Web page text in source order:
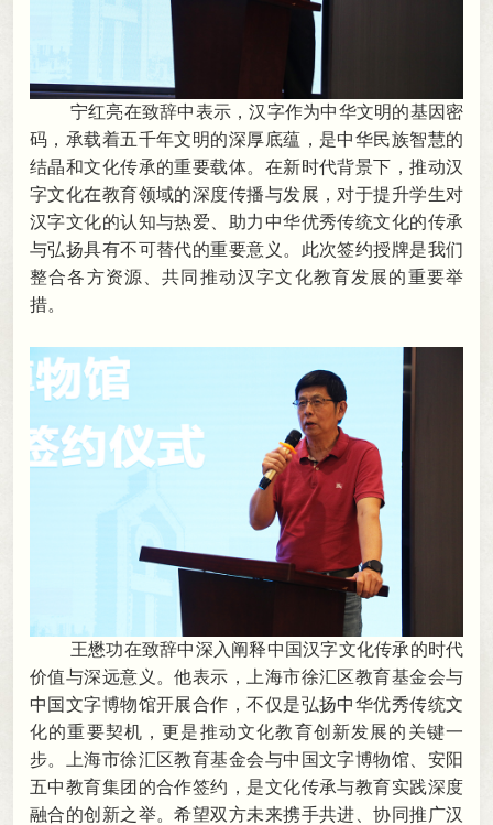
宁红亮在致辞中表示 ，汉字作为中华文明的基因密
码，承载着五千年文明的深厚底蕴 ， 是中华民族智慧的
结晶和文化传承的重要载体。在新时代背景下 ，推动汉
字文化在教育领域的深度传播与发展，对于提升学生对
汉字文化的认知与热爱、助力中华优秀传统文化的传承
与弘扬具有不可替代的重要意义 。 此次签约授牌是我们
整合各方资源、共同推动汉字文化教育发展的重要举
措。
王懋功在致辞中深入阐释中国汉字文化传承的时代
价值与深远意义 。他表示，上海市徐汇区教育基金会与
中国文字博物馆开展合作 ，不仅是弘扬中华优秀传统文
化的重要契机，更是推动文化教育创新发展的关键一
步。
上海市徐汇区教育基金会与中国文字博物馆、安阳
五中教育集团的合作签约，是文化传承与教育实践深度
融合的创新之举。希望双方未来携手共进、协同推广汉